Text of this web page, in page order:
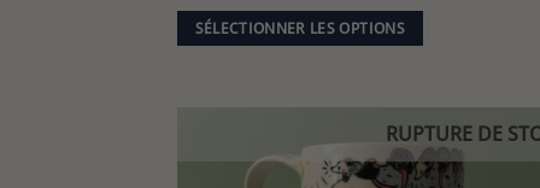
SÉLECTIONNER LES OPTIONS
RUPTURE DE